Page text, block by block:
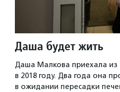
Даша будет жить
Даша Малкова приехала из
в 2018 году. Два года она
в ожидании пересадки